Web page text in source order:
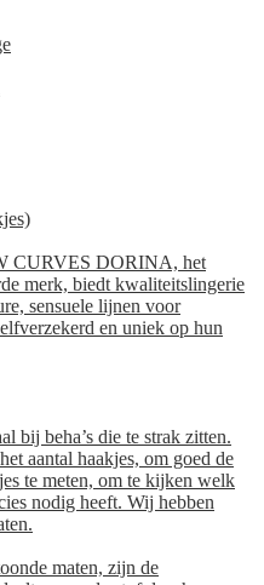
CURVES DORINA, het
merk, biedt kwaliteitslingerie
sensuele lijnen voor
en uniek op hun
bij beha’s die te strak zitten.
aantal haakjes, om goed de
te meten, om te kijken welk
nodig heeft. Wij hebben
maten, zijn de